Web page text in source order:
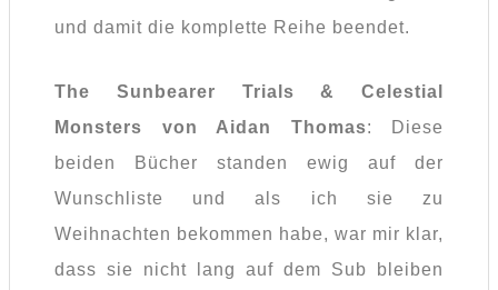
und damit die komplette Reihe beendet.
The Sunbearer Trials & Celestial
Monsters von Aidan Thomas: Diese
beiden Bücher standen ewig auf der
Wunschliste und als ich sie zu
Weihnachten bekommen habe, war mir klar,
dass sie nicht lang auf dem Sub bleiben